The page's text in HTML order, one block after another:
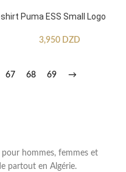
Puma ESS Small Logo
3,950 DZD
67 68 69 →
hommes, femmes et
partout en Algérie.